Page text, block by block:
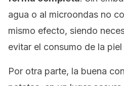
agua o al microondas no
mismo efecto, siendo
evitar el consumo de la
Por otra parte, la buena